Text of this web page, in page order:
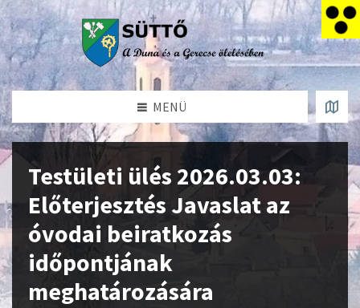
MENÜ
Testületi ülés 2026.03.03:
Előterjesztés Javaslat az
óvodai beiratkozás
időpontjának
meghatározására